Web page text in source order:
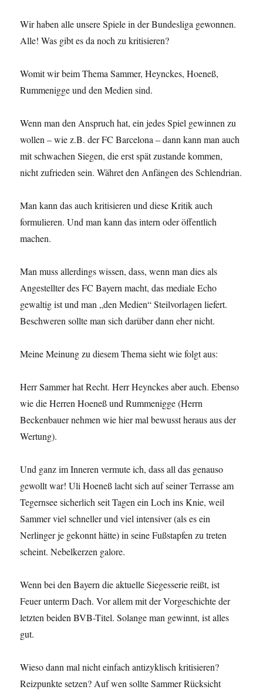
Wir haben alle unsere Spiele in der Bundesliga gewonnen.
Alle! Was gibt es da noch zu kritisieren?
Womit wir beim Thema Sammer, Heynckes, Hoeneß,
Rummenigge und den Medien sind.
Wenn man den Anspruch hat, ein jedes Spiel gewinnen zu
wollen – wie z.B. der FC Barcelona – dann kann man auch
mit schwachen Siegen, die erst spät zustande kommen,
nicht zufrieden sein. Währet den Anfängen des Schlendrian.
Man kann das auch kritisieren und diese Kritik auch
formulieren. Und man kann das intern oder öffentlich
machen.
Man muss allerdings wissen, dass, wenn man dies als
Angestellter des FC Bayern macht, das mediale Echo
gewaltig ist und man „den Medien“ Steilvorlagen liefert.
Beschweren sollte man sich darüber dann eher nicht.
Meine Meinung zu diesem Thema sieht wie folgt aus:
Herr Sammer hat Recht. Herr Heynckes aber auch. Ebenso
wie die Herren Hoeneß und Rummenigge (Herrn
Beckenbauer nehmen wie hier mal bewusst heraus aus der
Wertung).
Und ganz im Inneren vermute ich, dass all das genauso
gewollt war! Uli Hoeneß lacht sich auf seiner Terrasse am
Tegernsee sicherlich seit Tagen ein Loch ins Knie, weil
Sammer viel schneller und viel intensiver (als es ein
Nerlinger je gekonnt hätte) in seine Fußstapfen zu treten
scheint. Nebelkerzen galore.
Wenn bei den Bayern die aktuelle Siegesserie reißt, ist
Feuer unterm Dach. Vor allem mit der Vorgeschichte der
letzten beiden BVB-Titel. Solange man gewinnt, ist alles
gut.
Wieso dann mal nicht einfach antizyklisch kritisieren?
Reizpunkte setzen? Auf wen sollte Sammer Rücksicht